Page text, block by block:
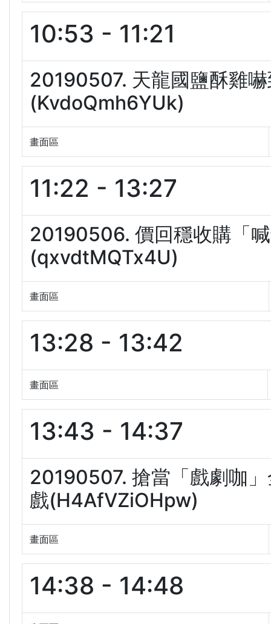
10:53 - 11:21
20190507. 天龍國鹽酥雞
(KvdoQmh6YUk)
畫面區
11:22 - 13:27
20190506. 價回穩收購「
(qxvdtMQTx4U)
畫面區
13:28 - 13:42
畫面區
13:43 - 14:37
20190507. 搶當「戲劇咖
戲(H4AfVZiOHpw)
畫面區
14:38 - 14:48